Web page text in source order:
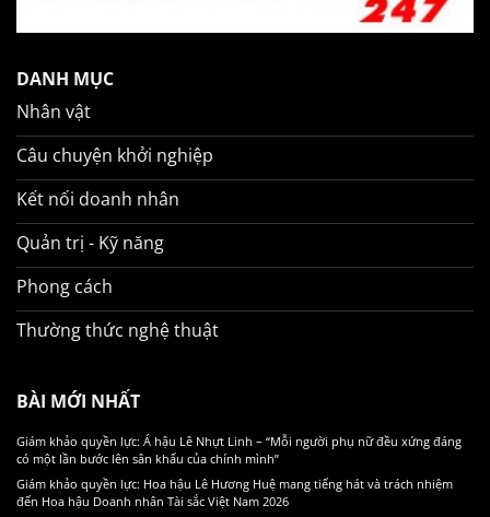
DANH MỤC
Nhân vật
Câu chuyện khởi nghiệp
Kết nối doanh nhân
Quản trị - Kỹ năng
Phong cách
Thường thức nghệ thuật
BÀI MỚI NHẤT
Giám khảo quyền lực: Á hậu Lê Nhựt Linh – “Mỗi người phụ nữ đều xứng đáng
có một lần bước lên sân khấu của chính mình”
Giám khảo quyền lực: Hoa hậu Lê Hương Huệ mang tiếng hát và trách nhiệm
đến Hoa hậu Doanh nhân Tài sắc Việt Nam 2026